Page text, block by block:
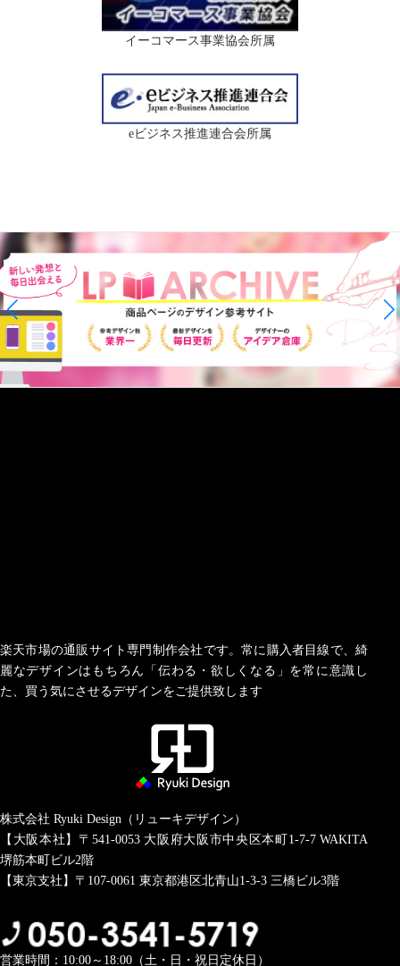
イーコマース事業協会所属
eビジネス推進連合会所属
楽天市場の通販サイト専門制作会社です。常に購入者目線で、綺
麗なデザインはもちろん「伝わる・欲しくなる」を常に意識し
た、買う気にさせるデザインをご提供致します
株式会社 Ryuki Design（リューキデザイン）
【大阪本社】〒541-0053大阪府大阪市中央区本町1-7-7 WAKITA
堺筋本町ビル2階
【東京支社】〒107-0061 東京都港区北青山1-3-3 三橋ビル3階
営業時間：10:00～18:00（土・日・祝日定休日）